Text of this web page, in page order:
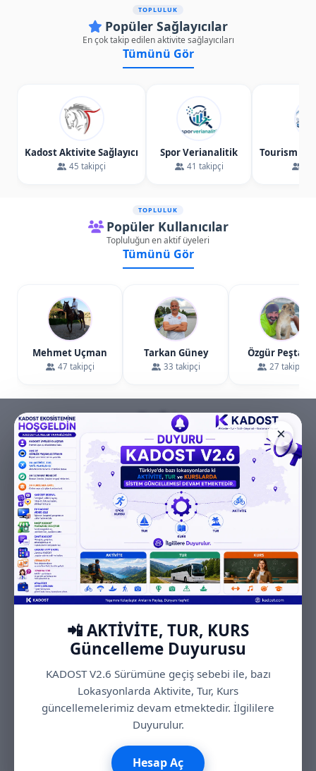
TOPLULUK
Popüler Sağlayıcılar
En çok takip edilen aktivite sağlayıcıları
Tümünü Gör
Kadost Aktivite Sağlayıcı
45 takipçi
Spor Verianalitik
41 takipçi
Tourism
TOPLULUK
Popüler Kullanıcılar
Topluluğun en aktif üyeleri
Tümünü Gör
Mehmet Uçman
47 takipçi
Tarkan Güney
33 takipçi
Özgür Peştanlı
27 takipçi
×
📲 AKTİVİTE, TUR, KURS
Güncelleme Duyurusu
KADOST V2.6 Sürümüne geçiş sebebi ile, bazı
Lokasyonlarda Aktivite, Tur, Kurs
güncellemelerimiz devam etmektedir. İlgililere
Duyurulur.
Hesap Aç
Keşfet
Topluluk tarafindan paylasilan icerikler
Tümünü Gör
07.08.2026 07.08.2026
Türkiye Otobüs, Minibüs